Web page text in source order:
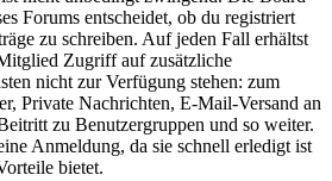
Forums entscheidet, ob du registriert
zu schreiben. Auf jeden Fall erhältst
Zugriff auf zusätzliche
nicht zur Verfügung stehen: zum
Private Nachrichten, E-Mail-Versand an
zu Benutzergruppen und so weiter.
Anmeldung, da sie schnell erledigt ist
bietet.